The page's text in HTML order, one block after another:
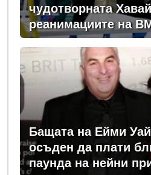
чудотворната
реанимациите на
Бащата на Ейми
осъден да плати
паунда на нейни